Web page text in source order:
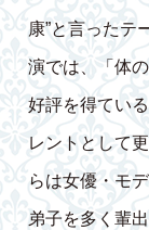
康”と言ったテ
演では、「体
好評を得てい
レントとして
らは女優・モ
弟子を多く輩